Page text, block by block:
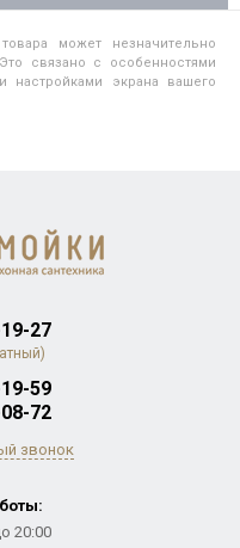
может незначительно
связано с особенностями
настройками экрана вашего
27
59
72
звонок
20:00